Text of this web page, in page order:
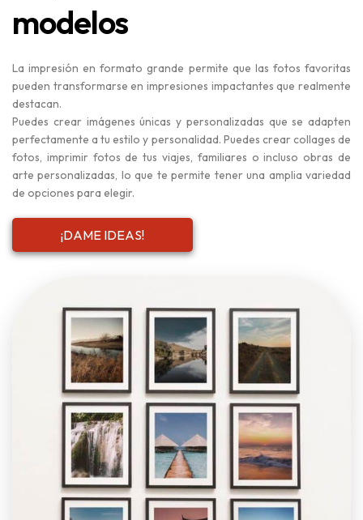
modelos
La impresión en formato grande permite que las fotos favoritas
pueden transformarse en impresiones impactantes que realmente
destacan.
Puedes crear imágenes únicas y personalizadas que se adapten
perfectamente a tu estilo y personalidad. Puedes crear collages de
fotos, imprimir fotos de tus viajes, familiares o incluso obras de
arte personalizadas, lo que te permite tener una amplia variedad
de opciones para elegir.
¡DAME IDEAS!